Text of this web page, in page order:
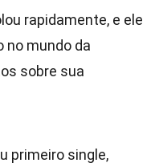
rapidamente, e ele
no mundo da
sobre sua
primeiro single,